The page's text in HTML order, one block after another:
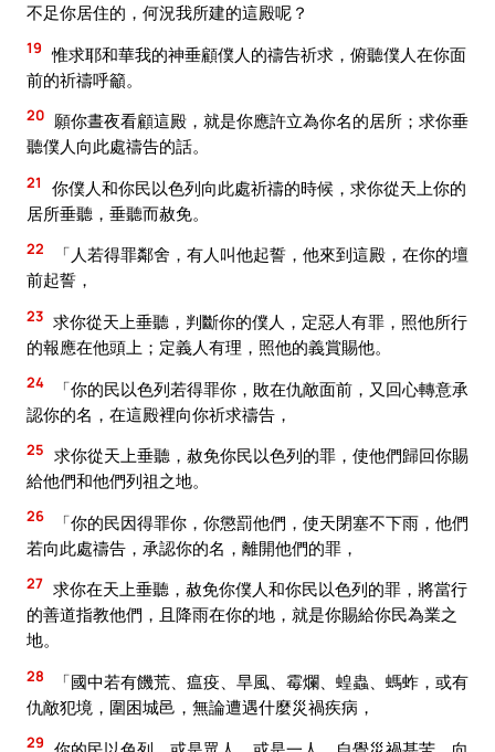
不足你居住的，何況我所建的這殿呢？
19 惟求耶和華我的神垂顧僕人的禱告祈求，俯聽僕人在你面
前的祈禱呼籲。
20 願你晝夜看顧這殿，就是你應許立為你名的居所；求你垂
聽僕人向此處禱告的話。
21
你僕人和你民以色列向此處祈禱的時候，求你從天上你的
居所垂聽，垂聽而赦免。
22
「人若得罪鄰舍，有人叫他起誓，他來到這殿，在你的壇
前起誓，
23 求你從天上垂聽，判斷你的僕人，定惡人有罪，照他所行
的報應在他頭上；定義人有理，照他的義賞賜他。
24
「你的民以色列若得罪你，敗在仇敵面前，又回心轉意承
認你的名，在這殿裡向你祈求禱告，
25 求你從天上垂聽，赦免你民以色列的罪，使他們歸回你賜
給他們和他們列祖之地。
26
「你的民因得罪你，你懲罰他們，使天閉塞不下雨，他們
若向此處禱告，承認你的名，離開他們的罪，
27 求你在天上垂聽，赦免你僕人和你民以色列的罪，將當行
的善道指教他們，且降雨在你的地，就是你賜給你民為業之
地。
28
「國中若有饑荒、瘟疫、旱風、霉爛、蝗蟲、螞蚱，或有
仇敵犯境，圍困城邑，無論遭遇什麼災禍疾病，
29